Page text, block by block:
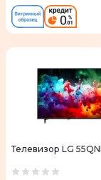
Телевизор LG